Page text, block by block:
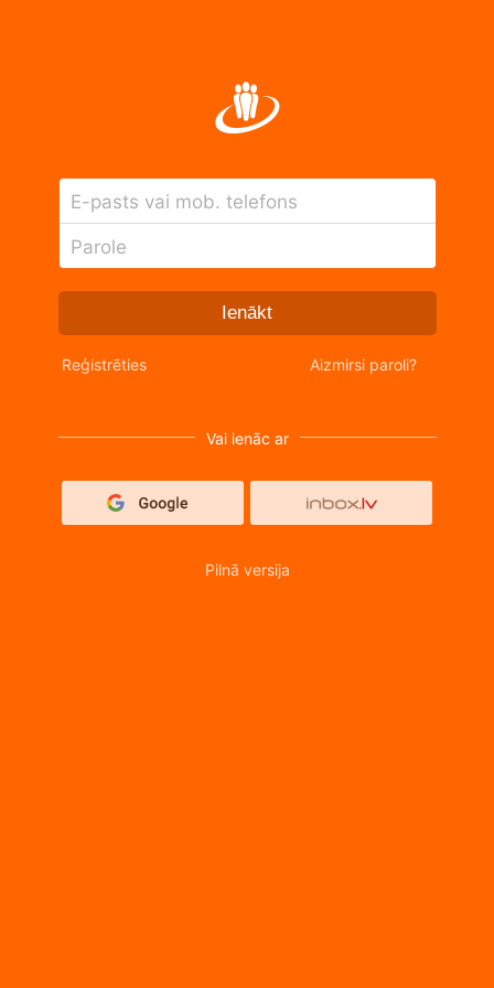
E-pasts vai mob. telefons
Parole
Ienākt
Reģistrēties Aizmirsi paroli?
Vai ienāc ar
Pilnā versija